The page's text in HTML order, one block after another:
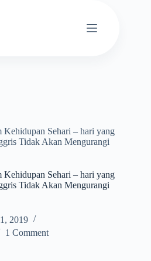
Kehidupan Sehari – hari yang
Tidak Akan Mengurangi
Kehidupan Sehari – hari yang
Tidak Akan Mengurangi
2019
1 Comment